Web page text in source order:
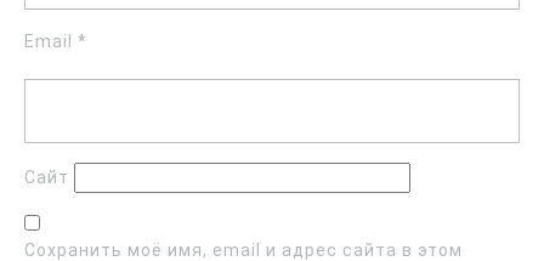
Email *
Сайт
Сохранить моё имя, email и адрес сайта в этом